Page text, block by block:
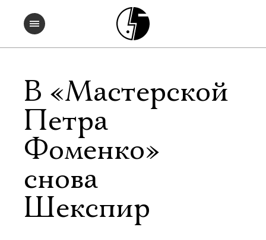
В «Мастерской
Петра
Фоменко»
снова
Шекспир